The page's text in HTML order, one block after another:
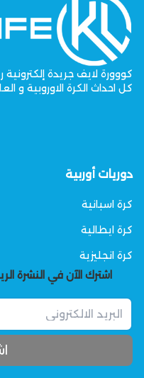
كووورة لايف جريدة
كل احداث الكرة الاوروبية و
دوريات أوربية
كرة اسبانية
كرة ايطالية
كرة انجليزية
اشترك الآن في النشرة